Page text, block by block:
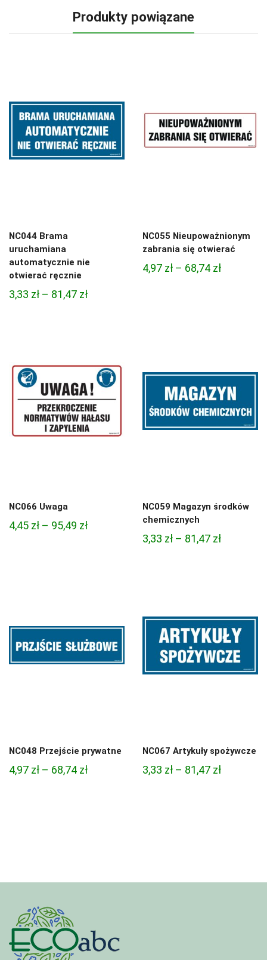
Produkty powiązane
NC044 Brama
uruchamiana
automatycznie nie
otwierać ręcznie
3,33 zł – 81,47 złZakres
81,47 zł
NC055 Nieupoważnionym
zabrania się otwierać
4,97 zł – 68,74 złZakres
NC066 Uwaga
4,45 zł – 95,49 złZakres
NC059 Magazyn środków
chemicznych
3,33 zł – 81,47 złZakres
81,47 zł
NC048 Przejście prywatne
4,97 zł – 68,74 złZakres
NC067 Artykuły spożywcze
3,33 zł – 81,47 złZakres